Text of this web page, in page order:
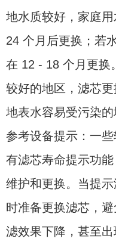
地水质较好，家庭
24 个月后更换；若
在 12 - 18 个月更换
较好的地区，滤芯
地表水容易受污染的
参考设备提示：一
有滤芯寿命提示功
维护和更换。当提
时准备更换滤芯，
滤效果下降，甚至出